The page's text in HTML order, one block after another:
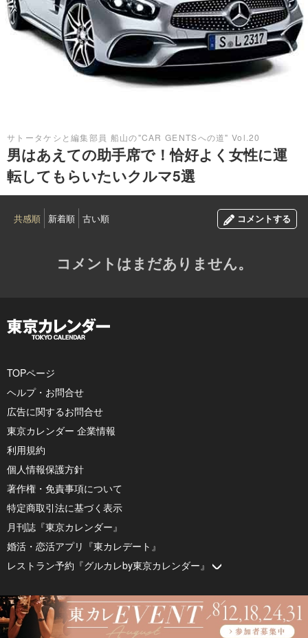
サトータケシと編集部員 船山の"CAR GENTSへの道" Vol.20
男はあえての助手席で！恰好よく女性に運
転してもらいたいクルマ5選
共感順 新着順 古い順 コメントする
コメントはまだありません。
TOPページ
ヘルプ・お問合せ
広告に関するお問合せ
東京カレンダー 企業情報
利用規約
個人情報保護方針
著作権・免責事項について
特定商取引法に基づく表示
月刊誌『東京カレンダー』
婚活・恋活アプリ『東カレデート』
レストラン予約『グルカレby東京カレンダー』
© 2026 by Tokyo Calendar, Inc.